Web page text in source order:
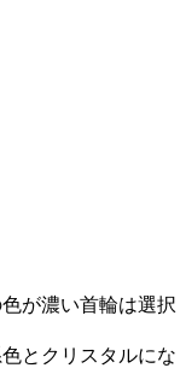
が濃い首輪は選択
とクリスタルにな